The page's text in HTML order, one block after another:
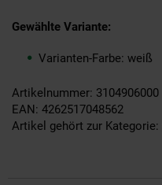
Gewählte Variante:
Varianten-Farbe: weiß
Artikelnummer: 3104906000
EAN: 4262517048562
Artikel gehört zur Kategorie: